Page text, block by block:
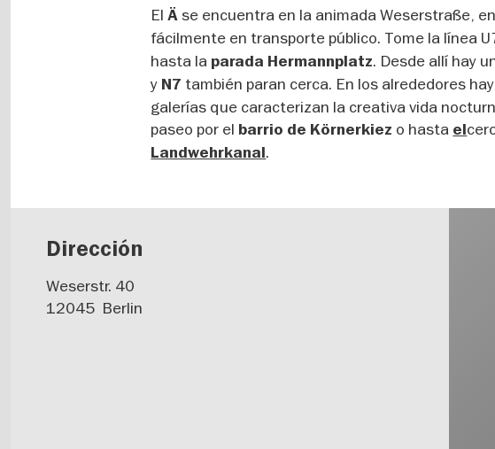
ElÄse encuentra en la animada Weserstraße,
fácilmente en transporte público. Tome la línea
hasta la parada Hermannplatz. Desde allí hay
y N7 también paran cerca. En los alrededores
galerías que caracterizan la creativa vida
paseo por el barrio de Körnerkiez o hasta el
Landwehrkanal.
Dirección
Weserstr. 40
12045 Berlin